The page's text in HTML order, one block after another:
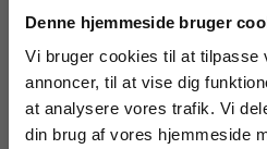
Denne hjemmeside bruger
Vi bruger cookies til at tilpasse
annoncer, til at vise dig
at analysere vores trafik. Vi
din brug af vores hjemmeside
Køb læremidler og find
Fortsæt